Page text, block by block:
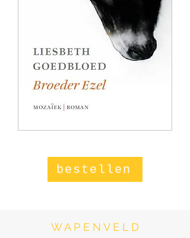
bestellen
W A P E N V E L D